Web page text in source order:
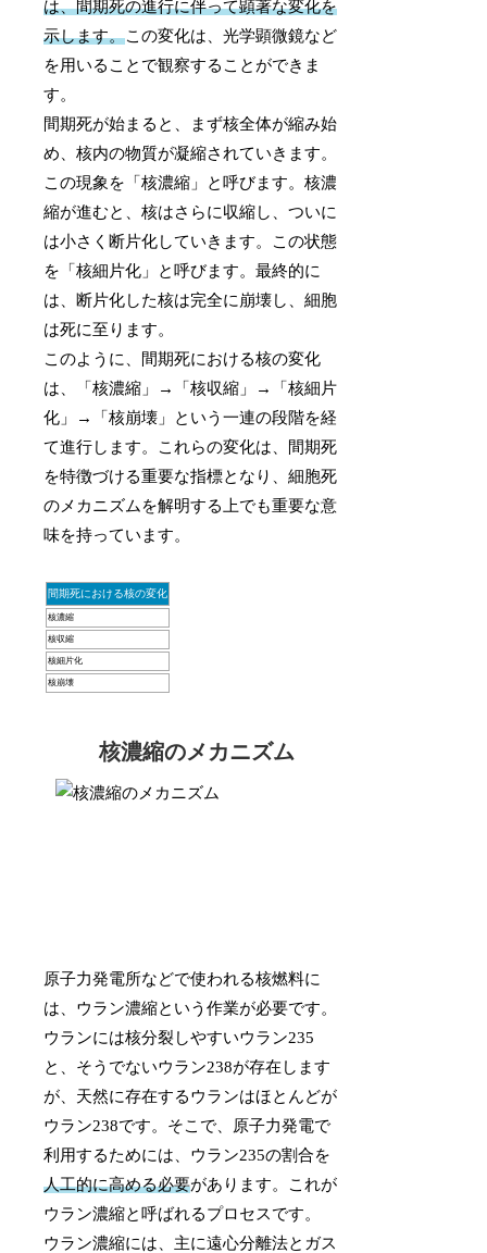
は、間期死の進行に伴って顕著な変化を
示します。この変化は、光学顕微鏡など
を用いることで観察することができま
す。
間期死が始まると、まず核全体が縮み始
め、核内の物質が凝縮されていきます。
この現象を「核濃縮」と呼びます。核濃
縮が進むと、核はさらに収縮し、ついに
は小さく断片化していきます。この状態
を「核細片化」と呼びます。最終的に
は、断片化した核は完全に崩壊し、細胞
は死に至ります。
このように、間期死における核の変化
は、「核濃縮」→「核収縮」→「核細片
化」→「核崩壊」という一連の段階を経
て進行します。これらの変化は、間期死
を特徴づける重要な指標となり、細胞死
のメカニズムを解明する上でも重要な意
味を持っています。
間期死における核の変化
核濃縮
核収縮
核細片化
核崩壊
核濃縮のメカニズム
原子力発電所などで使われる核燃料に
は、ウラン濃縮という作業が必要です。
ウランには核分裂しやすいウラン235
と、そうでないウラン238が存在します
が、天然に存在するウランはほとんどが
ウラン238です。そこで、原子力発電で
利用するためには、ウラン235の割合を
人工的に高める必要があります。これが
ウラン濃縮と呼ばれるプロセスです。
ウラン濃縮には、主に遠心分離法とガス